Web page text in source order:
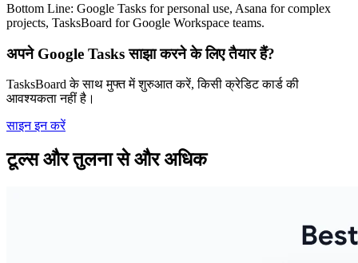
Bottom Line: Google Tasks for personal use, Asana for complex
projects, TasksBoard for Google Workspace teams.
अपने Google Tasks साझा करने के लिए तैयार हैं?
TasksBoard के साथ मुफ्त में शुरुआत करें, किसी क्रेडिट कार्ड की
आवश्यकता नहीं है।
साइन इन करें
टूल्स और तुलना से और अधिक